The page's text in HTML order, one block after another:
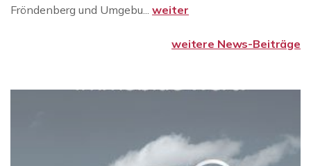
Fröndenberg und Umgebu... weiter
weitere News-Beiträge